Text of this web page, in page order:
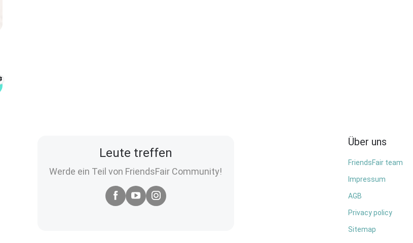
Leute treffen
Werde ein Teil von FriendsFair Community!
Über uns
FriendsFair team
Impressum
AGB
Privacy policy
Sitemap